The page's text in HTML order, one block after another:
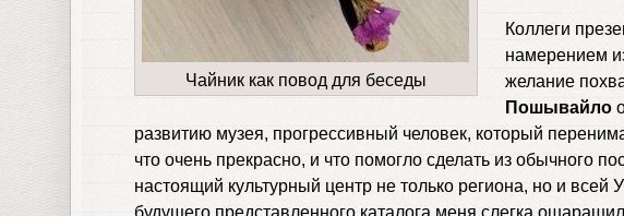
Чайник как повод для беседы
Коллеги
намерением
желание
Пошывайло
развитию музея, прогрессивный человек, который
что очень прекрасно, и что помогло сделать из обычного
настоящий культурный центр не только региона, но и всей